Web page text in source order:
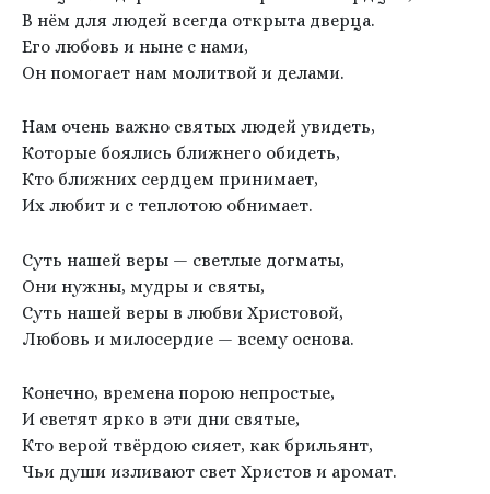
В нём для людей всегда открыта дверца.
Его любовь и ныне с нами,
Он помогает нам молитвой и делами.
Нам очень важно святых людей увидеть,
Которые боялись ближнего обидеть,
Кто ближних сердцем принимает,
Их любит и с теплотою обнимает.
Суть нашей веры — светлые догматы,
Они нужны, мудры и святы,
Суть нашей веры в любви Христовой,
Любовь и милосердие — всему основа.
Конечно, времена порою непростые,
И светят ярко в эти дни святые,
Кто верой твёрдою сияет, как брильянт,
Чьи души изливают свет Христов и аромат.